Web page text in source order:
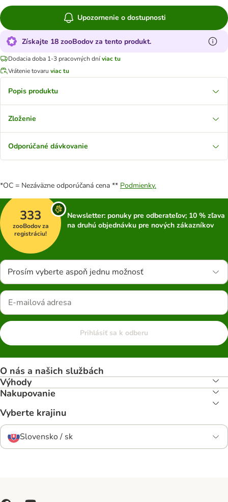
Upozornenie o dostupnosti
Získajte 18 zooBodov za tento produkt.
Dodacia doba 1-3 pracovných dníviac tu
Vrátenie tovaru viac tu
Popis produktu
Zloženie
Odporúčané dávkovanie
*OC = Nezáväzne odporúčaná cena ** Podmienky.
333
zooBodov za
registráciu!
Newsletter: ponuky pre odberateľov; 10 % zľava
na druhú objednávku pre nových zákazníkov
Prosím vyberte aspoň jednu možnosť
Prihlásiť sa k odberu
O nás a našich službách
Výhody
Nakupovanie
Vyberte krajinu
Slovensko / sk